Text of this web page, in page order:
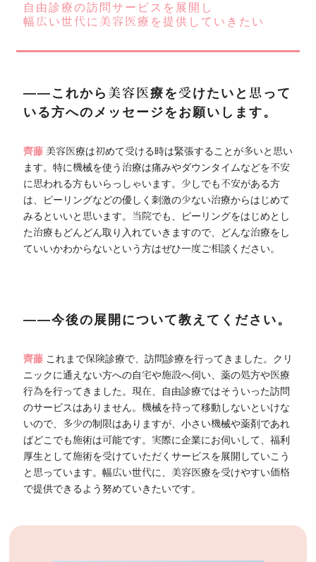
自由診療の訪問サービスを展開し
幅広い世代に美容医療を提供していきたい
――これから美容医療を受けたいと思って
いる方へのメッセージをお願いします。
齊藤 美容医療は初めて受ける時は緊張することが多いと思い
ます。特に機械を使う治療は痛みやダウンタイムなどを不安
に思われる方もいらっしゃいます。少しでも不安がある方
は、ピーリングなどの優しく刺激の少ない治療からはじめて
みるといいと思います。当院でも、ピーリングをはじめとし
た治療もどんどん取り入れていきますので、どんな治療をし
ていいかわからないという方はぜひ一度ご相談ください。
――今後の展開について教えてください。
齊藤 これまで保険診療で、訪問診療を行ってきました。クリ
ニックに通えない方への自宅や施設へ伺い、薬の処方や医療
行為を行ってきました。現在、自由診療ではそういった訪問
のサービスはありません。機械を持って移動しないといけな
いので、多少の制限はありますが、小さい機械や薬剤であれ
ばどこでも施術は可能です。実際に企業にお伺いして、福利
厚生として施術を受けていただくサービスを展開していこう
と思っています。幅広い世代に、美容医療を受けやすい価格
で提供できるよう努めていきたいです。